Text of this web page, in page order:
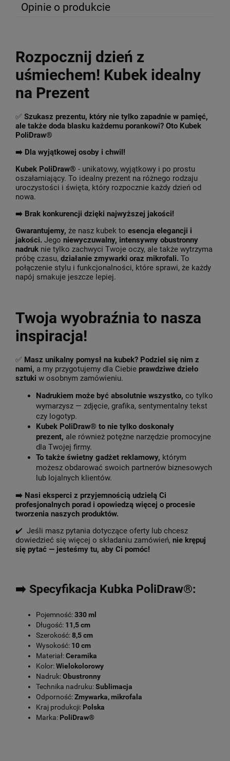
Opinie o produkcie
Rozpocznij dzień z
uśmiechem! Kubek idealny
na Prezent
✅ Szukasz prezentu, który nie tylko zapadnie w pamięć,
ale także doda blasku każdemu porankowi? Oto Kubek
PoliDraw®
➡️ Dla wyjątkowej osoby i chwil!
Kubek PoliDraw® - unikatowy, wyjątkowy i po prostu
oszałamiający. To idealny prezent na różnego rodzaju
uroczystości i święta, który rozpocznie każdy dzień od
nowa.
➡️ Brak konkurencji dzięki najwyższej jakości!
Gwarantujemy, że nasz kubek to esencja elegancji i
jakości. Jego niewyczuwalny, intensywny obustronny
nadruk nie tylko zachwyci Twoje oczy, ale także wytrzyma
próbę czasu, działanie zmywarki oraz mikrofali. To
połączenie stylu i funkcjonalności, które sprawi, że każdy
napój smakuje jeszcze lepiej.
Twoja wyobraźnia to nasza
inspiracja!
✅ Masz unikalny pomysł na kubek? Podziel się nim z
nami, a my przygotujemy dla Ciebie prawdziwe dzieło
sztuki w osobnym zamówieniu.
Nadrukiem może być absolutnie wszystko, co tylko
wymarzysz — zdjęcie, grafika, sentymentalny tekst
czy logotyp.
Kubek PoliDraw® to nie tylko doskonały
prezent, ale również potężne narzędzie promocyjne
dla Twojej firmy.
To także świetny gadżet reklamowy, którym
możesz obdarować swoich partnerów biznesowych
lub lojalnych klientów.
➡️ Nasi eksperci z przyjemnością udzielą Ci
profesjonalnych porad i opowiedzą więcej o procesie
tworzenia naszych produktów.
✔️ Jeśli masz pytania dotyczące oferty lub chcesz
dowiedzieć się więcej o składaniu zamówień, nie krępuj
się pytać — jesteśmy tu, aby Ci pomóc!
➡️ Specyfikacja Kubka PoliDraw®:
Pojemność:330 ml
Długość: 11,5 cm
Szerokość:8,5 cm
Wysokość: 10 cm
Materiał:Ceramika
Kolor:Wielokolorowy
Nadruk:Obustronny
Technika nadruku:Sublimacja
Odporność:Zmywarka, mikrofala
Kraj produkcji: Polska
Marka: PoliDraw®